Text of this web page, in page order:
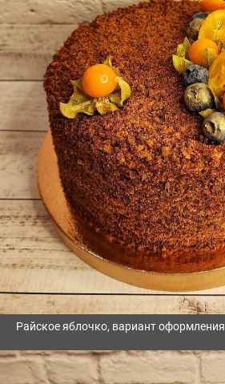
Райское яблочко, вариант оформления